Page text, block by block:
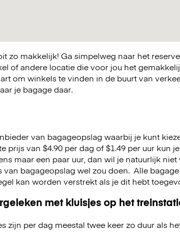
zo makkelijk! Ga simpelweg naar het
of andere locatie die voor jou het
om winkels te vinden in de buurt van
je bagage daar.
van bagageopslag waarbij je kunt
prijs van $4.90 per dag of $1.49 per uur kun
maar een paar uur, dan wil je natuurlijk
van bagageopslag wel zou doen. Alle
kan worden verstrekt als je dit hebt
met kluisjes op het
zijn per dag meestal twee keer zo duur als